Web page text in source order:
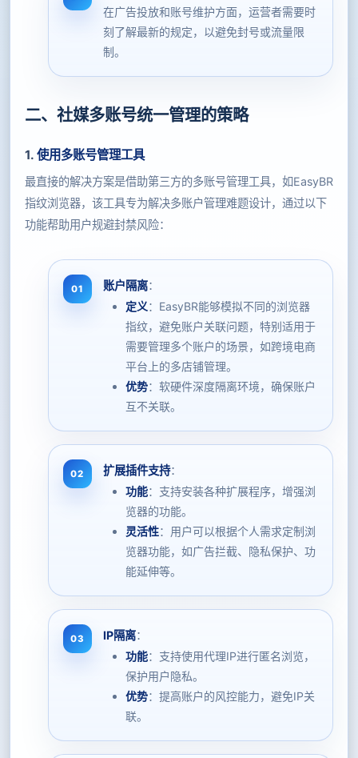
在广告投放和账号维护方面，运营者需要时
刻了解最新的规定，以避免封号或流量限
制。
二、社媒多账号统一管理的策略
1. 使用多账号管理工具
最直接的解决方案是借助第三方的多账号管理工具，如EasyBR
指纹浏览器，该工具专为解决多账户管理难题设计，通过以下
功能帮助用户规避封禁风险：
账户隔离：
定义：EasyBR能够模拟不同的浏览器
指纹，避免账户关联问题，特别适用于
需要管理多个账户的场景，如跨境电商
平台上的多店铺管理。
优势：软硬件深度隔离环境，确保账户
互不关联。
扩展插件支持：
功能：支持安装各种扩展程序，增强浏
览器的功能。
灵活性：用户可以根据个人需求定制浏
览器功能，如广告拦截、隐私保护、功
能延伸等。
IP隔离：
功能：支持使用代理IP进行匿名浏览，
保护用户隐私。
优势：提高账户的风控能力，避免IP关
联。